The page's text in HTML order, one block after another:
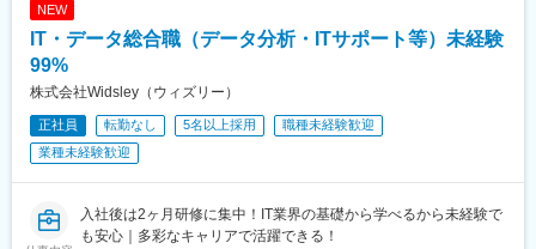
酒々井駅、新津田沼駅、成田駅、京成千葉駅、稲毛海岸駅、幕張
駅、新浦安駅、地区センター駅、ちはら台駅、木更津駅、宇野辺
駅、りんくうタウン駅、なんば駅(南海線)、長原駅(大阪府)、高槻
駅、忍ケ丘駅、大日駅、河内天美駅、大阪難波駅、近鉄日本橋
駅、大阪梅田駅(阪急線)、大阪駅、近鉄八尾駅、和泉中央駅、滝尾
駅、大分駅、長崎駅(長崎県)、大塔駅、大村駅(長崎県)、出雲市
駅、明治神宮前駅、渋谷駅、飯田橋駅、有楽町駅、京成上野駅、
大森海岸駅、銀座一丁目駅、市場前駅、玉川上水駅、武蔵小山
NEW
IT・データ総合職（データ分析・ITサポート等）未経験
99%
株式会社Widsley（ウィズリー）
正社員 転勤なし 5名以上採用
職種未経験歓迎
業種未経験歓迎
入社後は2ヶ月研修に集中！IT業界の基礎から学べるから未経験で
も安心｜多彩なキャリアで活躍できる！